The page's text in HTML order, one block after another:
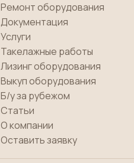
Ремонт оборудования
Документация
Услуги
Такелажные работы
Лизинг оборудования
Выкуп оборудования
Б/у за рубежом
Статьи
О компании
Оставить заявку